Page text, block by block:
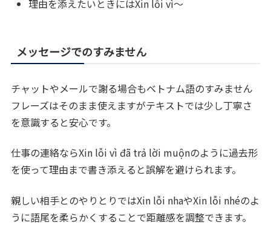
理由を添えたいときにはXin lỗi vì〜
メッセージでのすみません
チャットやメールで謝る場合もベトナム語のすみません
フレーズはそのまま使えますがテキストでは少し丁寧さ
を意識すると安心です。
仕事の連絡ならXin lỗi vì đã trả lời muộnのように過去形
を使って理由まで書き添えると誤解を避けられます。
親しい相手とのやりとりではXin lỗi nhaやXin lỗi nhéのよ
うに語尾を柔らかくすることで距離感を調整できます。